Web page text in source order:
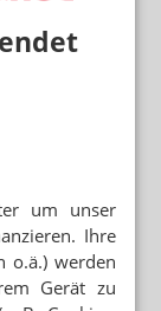
um unser
Ihre
o.ä.) werden
Gerät zu